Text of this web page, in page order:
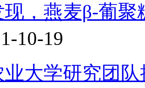
，燕麦β-葡
10-19
业大学研究团